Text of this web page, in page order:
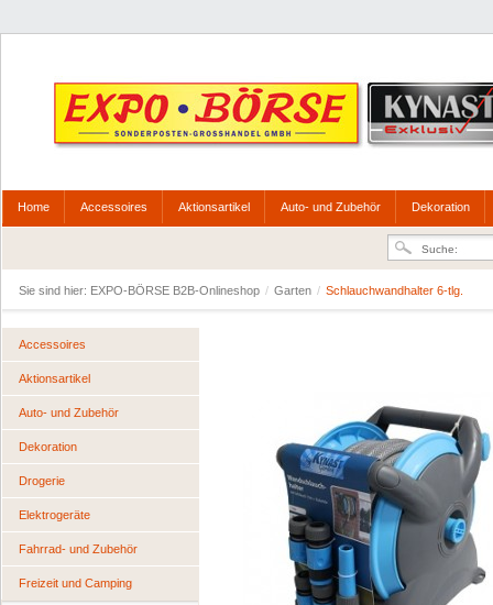
Home Accessoires Aktionsartikel Auto- und Zubehör Dekoration
Sie sind hier: EXPO-BÖRSE B2B-Onlineshop / Garten / Schlauchwandhalter 6-tlg.
Accessoires
Aktionsartikel
Auto- und Zubehör
Dekoration
Drogerie
Elektrogeräte
Fahrrad- und Zubehör
Freizeit und Camping